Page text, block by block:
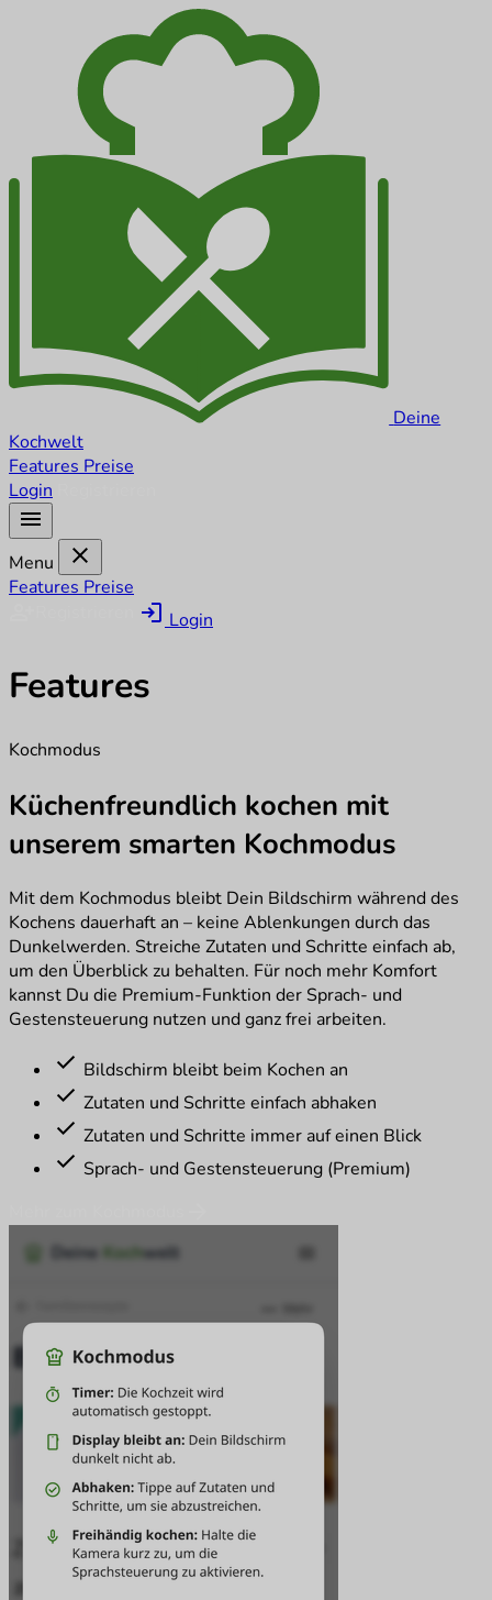
Deine
Kochwelt
Features Preise
Login
menu
Menu close
Features Preise
login Login
Features
Kochmodus
Küchenfreundlich kochen mit
unserem smarten Kochmodus
Mit dem Kochmodus bleibt Dein Bildschirm während des
Kochens dauerhaft an – keine Ablenkungen durch das
Dunkelwerden. Streiche Zutaten und Schritte einfach ab,
um den Überblick zu behalten. Für noch mehr Komfort
kannst Du die Premium-Funktion der Sprach- und
Gestensteuerung nutzen und ganz frei arbeiten.
check Bildschirm bleibt beim Kochen an
check Zutaten und Schritte einfach abhaken
check Zutaten und Schritte immer auf einen Blick
check Sprach- und Gestensteuerung (Premium)